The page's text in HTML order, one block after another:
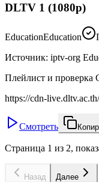
DLTV 1 (1080p)
EducationEducation
Источник: iptv-org
Плейлист и проверка
https://cdn-
Смотреть
Страница 1 из 2,
Назад Далее